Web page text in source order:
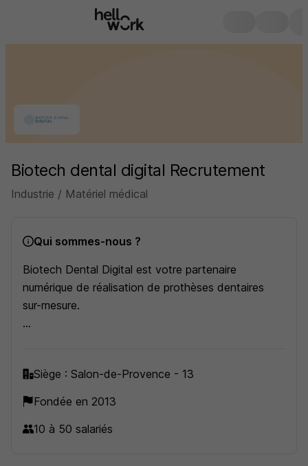
Biotech dental digital Recrutement
Industrie / Matériel médical
Qui sommes-nous ?
Biotech Dental Digital est votre partenaire
numérique de réalisation de prothèses dentaires
sur-mesure.
exploitant les technologies innovantes du groupe
Biotech Dental au travers d’une dynamique
Siège : Salon-de-Provence - 13
Fondée en 2013
10 à 50 salariés